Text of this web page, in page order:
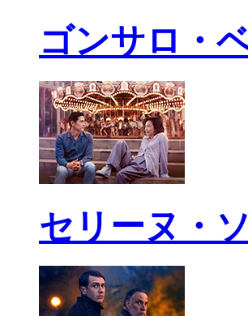
ゴンサロ・
セリーヌ・